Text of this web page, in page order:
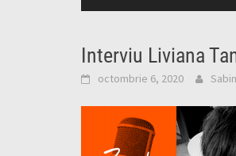
Interviu Liviana
octombrie 6, 2020